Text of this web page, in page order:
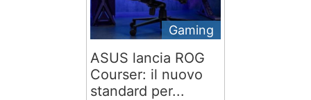
Gaming
ASUS lancia ROG
Courser: il nuovo
standard per...